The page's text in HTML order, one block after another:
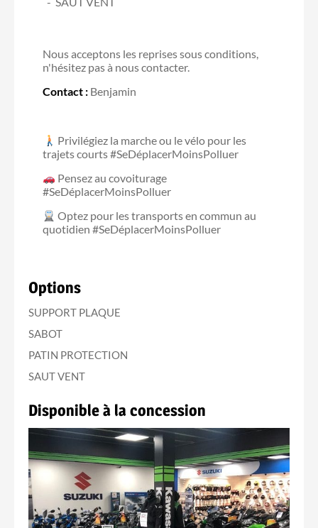
Nous acceptons les reprises sous conditions,
n'hésitez pas à nous contacter.
Contact : Benjamin
Privilégiez la marche ou le vélo pour les
trajets courts #SeDéplacerMoinsPolluer
Pensez au covoiturage
#SeDéplacerMoinsPolluer
Optez pour les transports en commun au
quotidien #SeDéplacerMoinsPolluer
Options
SUPPORT PLAQUE
SABOT
PATIN PROTECTION
SAUT VENT
Disponible à la concession